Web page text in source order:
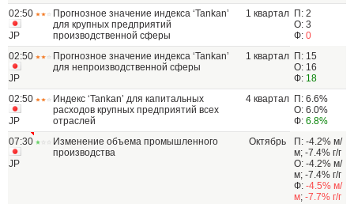
02:50
JP
Прогнозное значение индекса ‘Tankan’
для крупных предприятий
производственной сферы
1 квартал П: 2
О: 3
Ф: 0
02:50
JP
Прогнозное значение индекса ‘Tankan’
для непроизводственной сферы
1 квартал П: 15
О: 16
Ф: 18
02:50
JP
Индекс ‘Tankan’ для капитальных
расходов крупных предприятий всех
отраслей
4 квартал П: 6.6%
О: 6.0%
Ф: 6.8%
07:30
JP
Изменение объема промышленного
производства
Октябрь
П: -4.2% м/
м; -7.4% г/г
О: -4.2% м/
м; -7.4% г/г
Ф: -4.5% м/
м; -7.7% г/г